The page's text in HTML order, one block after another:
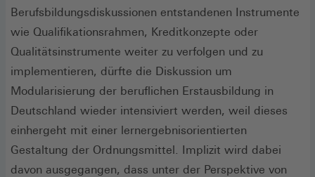
Berufsbildungsdiskussionen entstandenen Instrumente
wie Qualifikationsrahmen, Kreditkonzepte oder
Qualitätsinstrumente weiter zu verfolgen und zu
implementieren, dürfte die Diskussion um
Modularisierung der beruflichen Erstausbildung in
Deutschland wieder intensiviert werden, weil dieses
einhergeht mit einer lernergebnisorientierten
Gestaltung der Ordnungsmittel. Implizit wird dabei
davon ausgegangen, dass unter der Perspektive von